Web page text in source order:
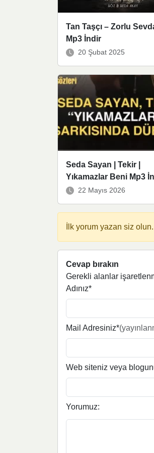
Tan Taşçı – Zorlu
Mp3 İndir
20 Şubat 2025
Seda Sayan | Tekir |
Yıkamazlar Beni Mp3
22 Mayıs 2026
İlk yorum yazan siz olun.
Cevap bırakın
Gerekli alanlar
Adınız*
Mail Adresiniz*
Web siteniz veya
Yorumuz: